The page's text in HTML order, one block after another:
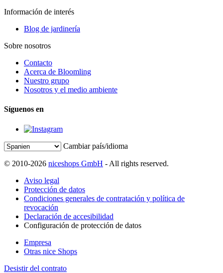
Información de interés
Blog de jardinería
Sobre nosotros
Contacto
Acerca de Bloomling
Nuestro grupo
Nosotros y el medio ambiente
Síguenos en
Cambiar país/idioma
© 2010-2026 niceshops GmbH - All rights reserved.
Aviso legal
Protección de datos
Condiciones generales de contratación y política de
revocación
Declaración de accesibilidad
Configuración de protección de datos
Empresa
Otras nice Shops
Desistir del contrato